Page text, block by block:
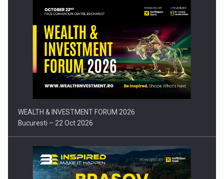
Comunicat de presa: Joburile part-time reincep sa intre pe…
WEALTH & INVESTMENT FORUM 2026
Bucuresti – 22 Oct 2026